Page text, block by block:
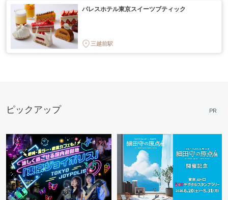
パレスホテル東京スイーツブティック
三越前駅
ピックアップ PR